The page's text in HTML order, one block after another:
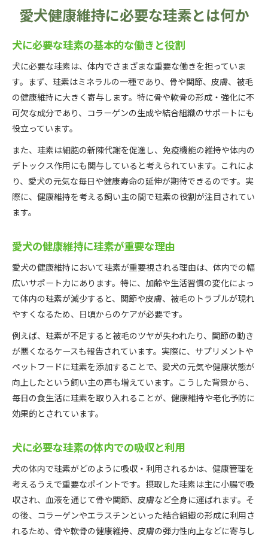
犬に必要な珪素の安全な摂取方法を知る
愛犬の健康維持に適した珪素の選び方
犬に必要な珪素の自然な取り入れ方の工夫
サプリメントで犬に必要な珪素を与える際の注意
点
犬に必要な珪素の過剰摂取リスクと対策
自然派ケアで注目の珪素の効果を解説
犬に必要な珪素が自然派ケアで注目される理由
自然素材由来の珪素で愛犬健康維持をサポート
犬に必要な珪素の効果と自然派ケアの実践例
愛犬の日常ケアに珪素を取り入れるメリット
自然療法と犬に必要な珪素の相性を検証
犬に必要な珪素が老化予防で果たす役割
犬に必要な珪素と健康的なエイジングの関係
シニア犬にも大切な犬に必要な珪素の効果
犬に必要な珪素で元気な毎日をサポート
免疫力のサポートに珪素がどう働くのか
犬に必要な珪素で免疫力を高めるメカニズム
愛犬の免疫ケアに役立つ珪素の効果を解説
犬に必要な珪素が健康維持に与える影響
免疫バランス維持に犬に必要な珪素を活用
愛犬の免疫低下サインと珪素のサポート力
犬に必要な珪素を毎日続けるための工夫
食事で犬に必要な珪素を効率よく摂る方法
愛犬の習慣化に役立つ珪素摂取のアイデア
犬に必要な珪素の無理ない取り入れ方
日々の健康チェックと犬に必要な珪素の関係
愛犬健康維持に必要な珪素とは何か
犬に必要な珪素の基本的な働きと役割
犬に必要な珪素は、体内でさまざまな重要な働きを担っていま
す。まず、珪素はミネラルの一種であり、骨や関節、皮膚、被毛
の健康維持に大きく寄与します。特に骨や軟骨の形成・強化に不
可欠な成分であり、コラーゲンの生成や結合組織のサポートにも
役立っています。
また、珪素は細胞の新陳代謝を促進し、免疫機能の維持や体内の
デトックス作用にも関与していると考えられています。これによ
り、愛犬の元気な毎日や健康寿命の延伸が期待できるのです。実
際に、健康維持を考える飼い主の間で珪素の役割が注目されてい
ます。
愛犬の健康維持に珪素が重要な理由
愛犬の健康維持において珪素が重要視される理由は、体内での幅
広いサポート力にあります。特に、加齢や生活習慣の変化によっ
て体内の珪素が減少すると、関節や皮膚、被毛のトラブルが現れ
やすくなるため、日頃からのケアが必要です。
例えば、珪素が不足すると被毛のツヤが失われたり、関節の動き
が悪くなるケースも報告されています。実際に、サプリメントや
ペットフードに珪素を添加することで、愛犬の元気や健康状態が
向上したという飼い主の声も増えています。こうした背景から、
毎日の食生活に珪素を取り入れることが、健康維持や老化予防に
効果的とされています。
犬に必要な珪素の体内での吸収と利用
犬の体内で珪素がどのように吸収・利用されるかは、健康管理を
考えるうえで重要なポイントです。摂取した珪素は主に小腸で吸
収され、血液を通じて骨や関節、皮膚など全身に運ばれます。そ
の後、コラーゲンやエラスチンといった結合組織の形成に利用さ
れるため、骨や軟骨の健康維持、皮膚の弾力性向上などに寄与し